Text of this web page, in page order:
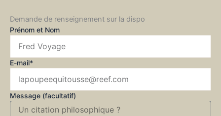
Demande de renseignement sur la dispo
Prénom et Nom
E-mail*
Message (facultatif)